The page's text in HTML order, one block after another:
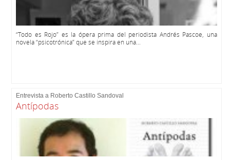
“Todo es Rojo” es la ópera prima del periodista Andrés Pascoe, una
novela “psicotrónica” que se inspira en una...
Entrevista a Roberto Castillo Sandoval
Antípodas